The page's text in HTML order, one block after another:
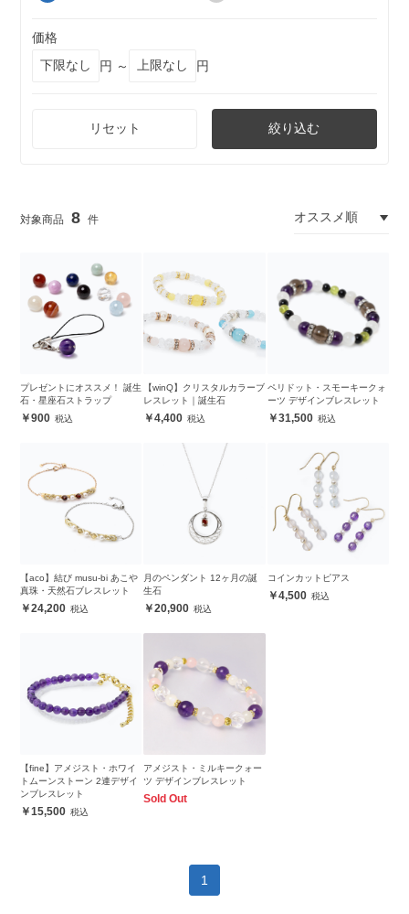
価格
円 ～
円
リセット 絞り込む
8
プレゼントにオススメ！ 誕生
石・星座石ストラップ
900
【winQ】クリスタルカラーブ
レスレット｜誕生石
4,400
ペリドット・スモーキークォ
ーツ デザインブレスレット
31,500
【aco】結び musu-bi あこや
真珠・天然石ブレスレット
24,200
月のペンダント 12ヶ月の誕
生石
20,900
コインカットピアス
4,500
【fine】アメジスト・ホワイ
トムーンストーン 2連デザイ
ンブレスレット
15,500
アメジスト・ミルキークォー
ツ デザインブレスレット
Sold Out
1